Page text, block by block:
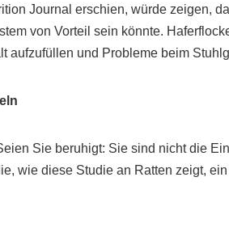
Journal erschien, würde zeigen,
von Vorteil sein könnte.
aufzufüllen und Probleme beim
Sie beruhigt: Sie sind nicht die
wie diese Studie an Ratten zeigt,